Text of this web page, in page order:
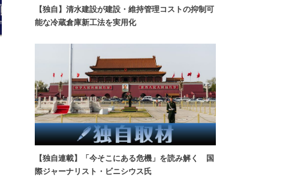
【独自】清水建設が建設・維持管理コストの抑制可
能な冷蔵倉庫新工法を実用化
【独自連載】「今そこにある危機」を読み解く 国
際ジャーナリスト・ビニシウス氏